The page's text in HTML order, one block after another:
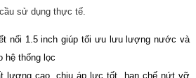
sử dụng thực tế.
nối 1.5 inch giúp tối ưu lưu lượng nước và
hệ thống lọc
lượng cao, chịu áp lực tốt, hạn chế nứt vỡ